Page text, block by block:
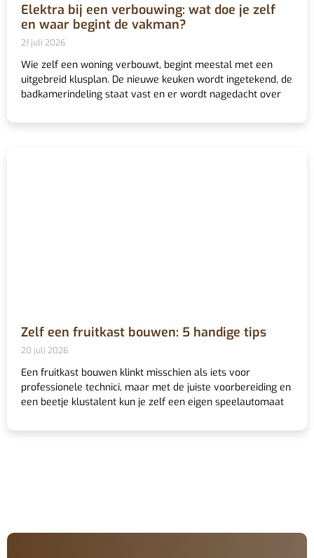
Elektra bij een verbouwing: wat doe je zelf
en waar begint de vakman?
21 juli 2026
Wie zelf een woning verbouwt, begint meestal met een
uitgebreid klusplan. De nieuwe keuken wordt ingetekend, de
badkamerindeling staat vast en er wordt nagedacht over
Zelf een fruitkast bouwen: 5 handige tips
20 juli 2026
Een fruitkast bouwen klinkt misschien als iets voor
professionele technici, maar met de juiste voorbereiding en
een beetje klustalent kun je zelf een eigen speelautomaat